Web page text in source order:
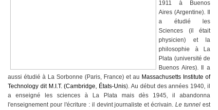
1911 à Buenos
Aires (Argentine). Il
a étudié les
Sciences (il était
physicien) et la
philosophie à La
Plata (université de
Buenos Aires). Il a
aussi étudié à La Sorbonne (Paris, France) et au Massachusetts Institute of
Technology dit M.I.T.(Cambridge, États-Unis). Au début des années 1940, il
a enseigné les sciences à La Plata mais dès 1945, il abandonna
l'enseignement pour l'écriture : il devint journaliste et écrivain.Le tunnel est